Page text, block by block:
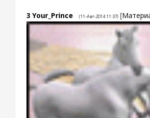
3 Your_Prince (11-Авг-2014 11:37) [